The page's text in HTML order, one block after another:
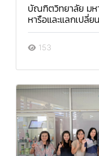
บัณฑิตวิทยาลัย มห
หารือและแลกเปลี่ย
153